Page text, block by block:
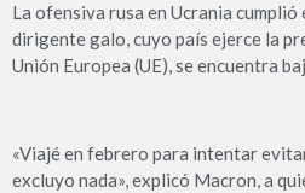
La ofensiva rusa en Ucrania
dirigente galo, cuyo país ejerce la
Unión Europea (UE), se encuentra
«Viajé en febrero para intentar
excluyo nada», explicó Macron, a